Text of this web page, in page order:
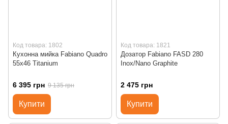
Код товара: 1802
Кухонна мийка Fabiano Quadro
55x46 Titanium
6 395 грн 9 135 грн
Купити
Код товара: 1821
Дозатор Fabiano FASD 280
Inox/Nano Graphite
2 475 грн
Купити